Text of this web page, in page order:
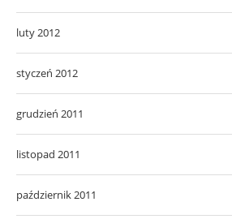
luty 2012
styczeń 2012
grudzień 2011
listopad 2011
październik 2011